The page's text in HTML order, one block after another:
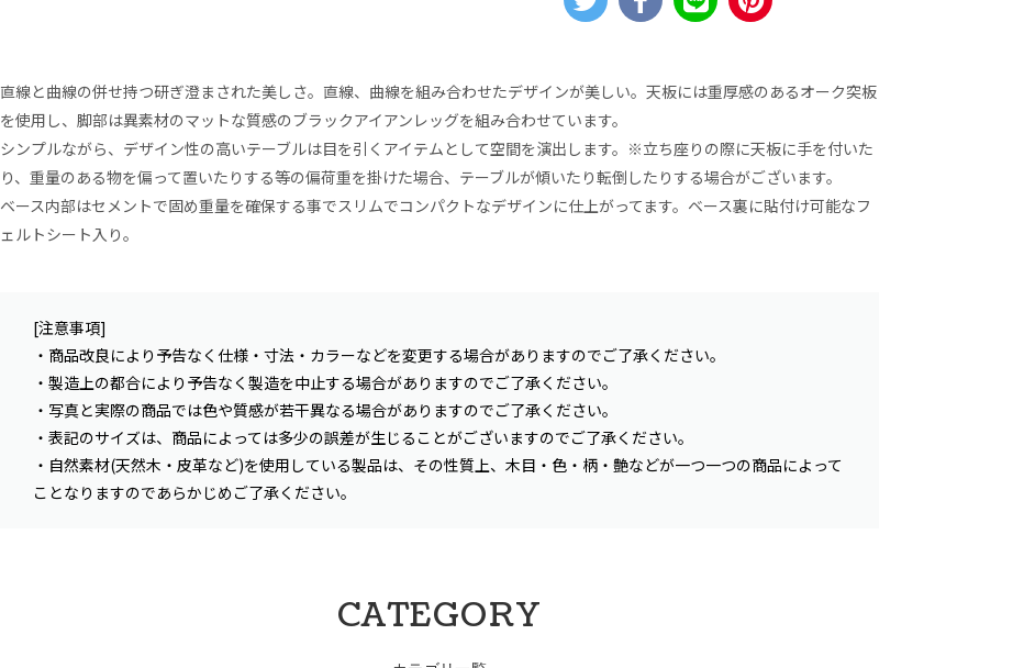
直線と曲線の併せ持つ研ぎ澄まされた美しさ。直線、曲線を組み合わせたデザインが美しい。天板には重厚感のあるオーク突板
を使用し、脚部は異素材のマットな質感のブラックアイアンレッグを組み合わせています。
シンプルながら、デザイン性の高いテーブルは目を引くアイテムとして空間を演出します。※立ち座りの際に天板に手を付いた
り、重量のある物を偏って置いたりする等の偏荷重を掛けた場合、テーブルが傾いたり転倒したりする場合がございます。
ベース内部はセメントで固め重量を確保する事でスリムでコンパクトなデザインに仕上がってます。ベース裏に貼付け可能なフ
ェルトシート入り。
[注意事項]
・商品改良により予告なく仕様・寸法・カラーなどを変更する場合がありますのでご了承ください。
・製造上の都合により予告なく製造を中止する場合がありますのでご了承ください。
・写真と実際の商品では色や質感が若干異なる場合がありますのでご了承ください。
・表記のサイズは、商品によっては多少の誤差が生じることがございますのでご了承ください。
・自然素材(天然木・皮革など)を使用している製品は、その性質上、木目・色・柄・艶などが一つ一つの商品によって
ことなりますのであらかじめご了承ください。
CATEGORY